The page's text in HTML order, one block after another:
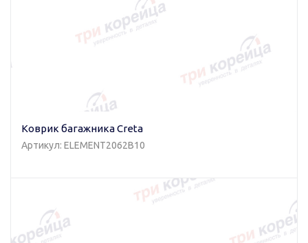
Коврик багажника Creta
Артикул: ELEMENT2062B10